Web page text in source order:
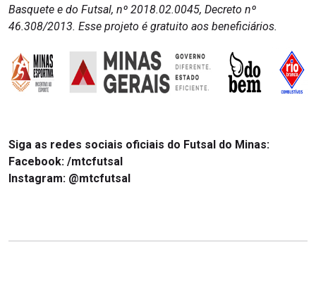
Basquete e do Futsal, nº 2018.02.0045, Decreto nº
46.308/2013. Esse projeto é gratuito aos beneficiários.
Siga as redes sociais oficiais do Futsal do Minas:
Facebook: /mtcfutsal
Instagram: @mtcfutsal